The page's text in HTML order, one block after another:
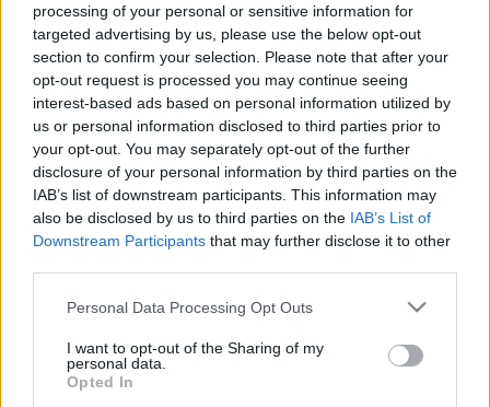
processing of your personal or sensitive information for
targeted advertising by us, please use the below opt-out
section to confirm your selection. Please note that after your
opt-out request is processed you may continue seeing
interest-based ads based on personal information utilized by
us or personal information disclosed to third parties prior to
your opt-out. You may separately opt-out of the further
disclosure of your personal information by third parties on the
IAB’s list of downstream participants. This information may
also be disclosed by us to third parties on the IAB’s List of
Downstream Participants that may further disclose it to other
Please note that this website/app uses one or more Google
not limited to your visit or usage behaviour. You may click to
grant or deny consent to Google and its third-party tags to
use your data for below specified purposes in below Google
Personal Data Processing Opt Outs
I want to opt-out of the Sharing of my
personal data.
Opted In
zeneszerzővel.
Tóth Evelin klasszikus zenei hangszeres és énektanulmányai
után alaposan elsajátított több egzotikus (dél-indiai, afrikai,
szefárd) énektechnikát. Különleges, senkihez nem
hasonlítható hangjának, improvizációs tehetségének és
nagy vonzerőt képviselő színpadi jelenlétének
köszönhetően rengeteg lemez- és koncertfelkérést kap:
sorozat egyik sztárjaként is fellépett. A fedélzeten
sztárvendégeiBorlai Gergő